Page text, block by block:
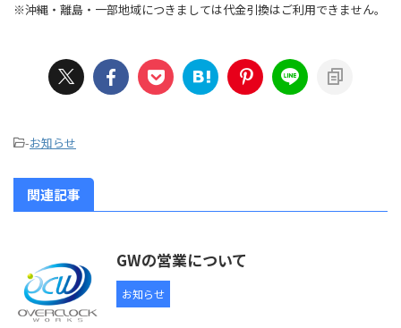
※沖縄・離島・一部地域につきましては代金引換はご利用できません。
-お知らせ
関連記事
GWの営業について
お知らせ